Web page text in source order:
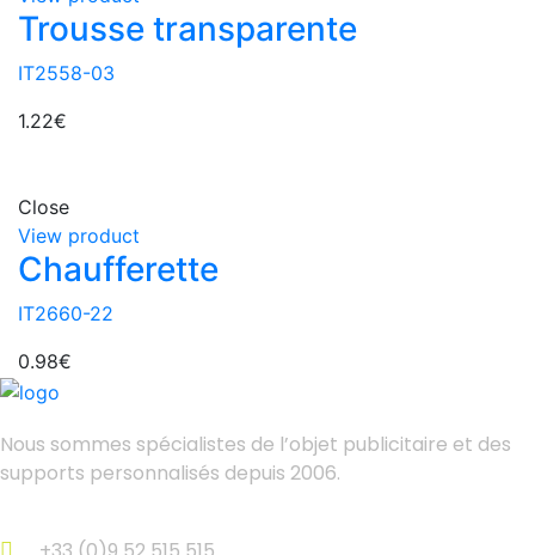
Trousse transparente
IT2558-03
1.22€
Close
View product
Chaufferette
IT2660-22
0.98€
Nous sommes spécialistes de l’objet publicitaire et des
supports personnalisés depuis 2006.